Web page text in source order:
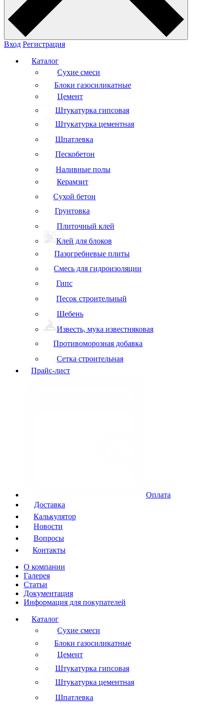
Вход Регистрация
Каталог
Сухие смеси
Блоки газосиликатные
Цемент
Штукатурка гипсовая
Штукатурка цементная
Шпатлевка
Пескобетон
Наливные полы
Керамзит
Сухой бетон
Грунтовка
Плиточный клей
Клей для блоков
Пазогребневые плиты
Смесь для гидроизоляции
Гипс
Песок строительный
Щебень
Известь, мука известняковая
Противоморозная добавка
Сетка строительная
Прайс-лист
Оплата
Доставка
Калькулятор
Новости
Вопросы
Контакты
О компании
Галерея
Статьи
Документация
Информация для покупателей
Каталог
Сухие смеси
Блоки газосиликатные
Цемент
Штукатурка гипсовая
Штукатурка цементная
Шпатлевка